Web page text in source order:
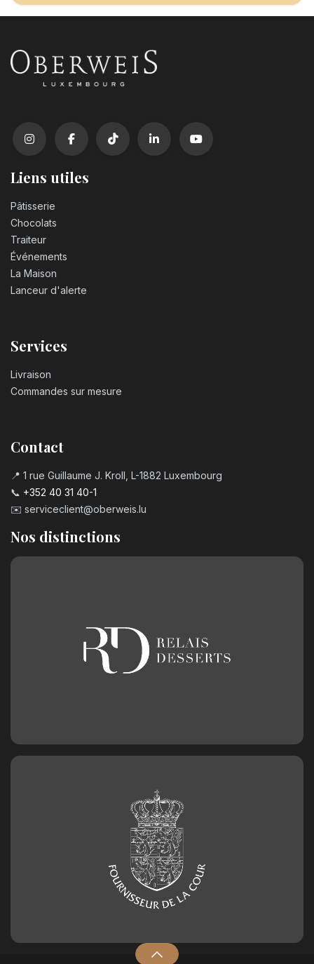
Liens utiles
Pâtisserie
Chocolats
Traiteur
Événements
La Maison
Lanceur d'alerte
Services
Livraison
Commandes sur mesure
Contact
📍 1 rue Guillaume J. Kroll, L-1882 Luxembourg
📞 +352 40 31 40-1
✉️ serviceclient@oberweis.lu
Nos distinctions